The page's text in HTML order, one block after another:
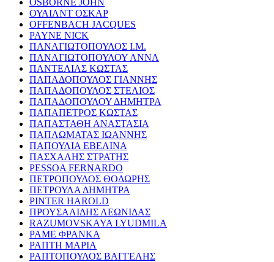
ΟΥΑΙΛΝΤ ΟΣΚΑΡ
OFFENBACH JACQUES
PAYNE NICK
ΠΑΝΑΓΙΩΤΟΠΟΥΛΟΣ Ι.Μ.
ΠΑΝΑΓΙΩΤΟΠΟΥΛΟΥ ΑΝΝΑ
ΠΑΝΤΕΛΙΑΣ ΚΩΣΤΑΣ
ΠΑΠΑΔΟΠΟΥΛΟΣ ΓΙΑΝΝΗΣ
ΠΑΠΑΔΟΠΟΥΛΟΣ ΣΤΕΛΙΟΣ
ΠΑΠΑΔΟΠΟΥΛΟΥ ΔΗΜΗΤΡΑ
ΠΑΠΑΠΕΤΡΟΣ ΚΩΣΤΑΣ
ΠΑΠΑΣΤΑΘΗ ΑΝΑΣΤΑΣΙΑ
ΠΑΠΛΩΜΑΤΑΣ ΙΩΑΝΝΗΣ
ΠΑΠΟΥΛΙΑ ΕΒΕΛΙΝΑ
ΠΑΣΧΑΛΗΣ ΣΤΡΑΤΗΣ
PESSOA FERNARDO
ΠΕΤΡΟΠΟΥΛΟΣ ΘΟΔΩΡΗΣ
ΠΕΤΡΟΥΛΑ ΔΗΜΗΤΡΑ
PINTER HAROLD
ΠΡΟΥΣΑΛΙΔΗΣ ΛΕΩΝΙΔΑΣ
RAZUMOVSKAYA LYUDMILA
ΡΑΜΕ ΦΡΑΝΚΑ
ΡΑΠΤΗ ΜΑΡΙΑ
ΡΑΠΤΟΠΟΥΛΟΣ ΒΑΓΓΕΛΗΣ